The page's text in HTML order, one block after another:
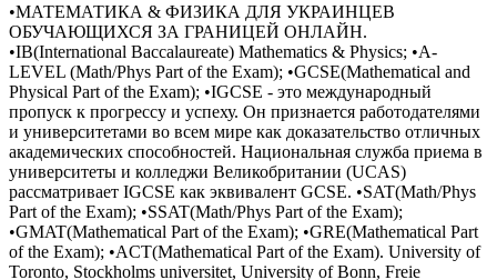
•МАТЕМАТИКА & ФИЗИКА ДЛЯ УКРАИНЦЕВ
ОБУЧАЮЩИХСЯ ЗА ГРАНИЦЕЙ ОНЛАЙН.
•IB(International Baccalaureate) Mathematics & Physics; •A-
LEVEL (Math/Phys Part of the Exam); •GCSE(Mathematical and
Physical Part of the Exam); •IGCSE - это международный
пропуск к прогрессу и успеху. Он признается работодателями
и университетами во всем мире как доказательство отличных
академических способностей. Национальная служба приема в
университеты и колледжи Великобритании (UCAS)
рассматривает IGCSE как эквивалент GCSE. •SAT(Math/Phys
Part of the Exam); •SSAT(Math/Phys Part of the Exam);
•GMAT(Mathematical Part of the Exam); •GRE(Mathematical Part
of the Exam); •ACT(Mathematical Part of the Exam). University of
Toronto, Stockholms universitet, University of Bonn, Freie